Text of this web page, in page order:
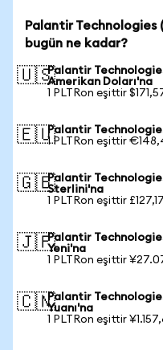
Palantir Technologies
bugün ne kadar?
🇺🇸Palantir
Amerikan Doları'na
1 PLTRon eşittir
🇪🇺Palantir
1 PLTRon eşittir
🇬🇧Palantir
Sterlini'na
1 PLTRon eşittir £127,17
🇯🇵Palantir
Yeni'na
1 PLTRon eşittir
🇨🇳Palantir
Yuanı'na
1 PLTRon eşittir